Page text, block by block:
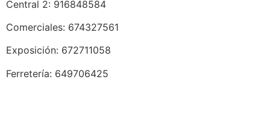
Central 2: 916848584
Comerciales: 674327561
Exposición: 672711058
Ferretería: 649706425